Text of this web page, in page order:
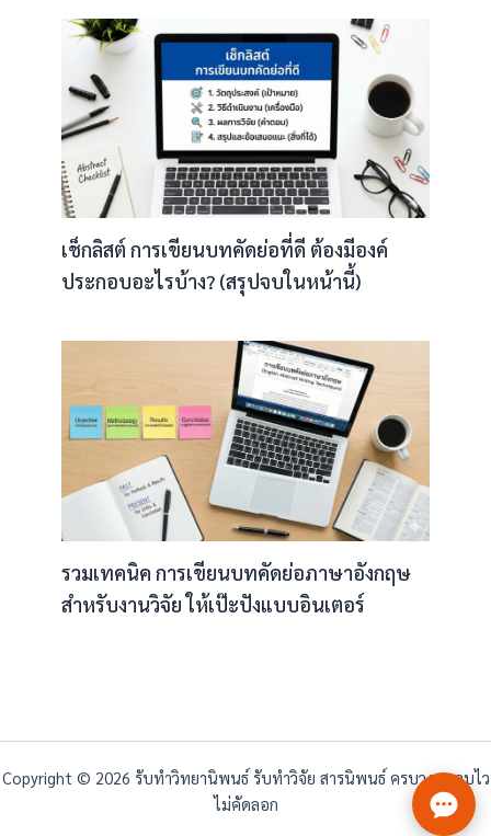
เช็กลิสต์ การเขียนบทคัดย่อที่ดี ต้องมีองค์
ประกอบอะไรบ้าง? (สรุปจบในหน้านี้)
รวมเทคนิค การเขียนบทคัดย่อภาษาอังกฤษ
สำหรับงานวิจัย ให้เป๊ะปังแบบอินเตอร์
Copyright © 2026 รับทำวิทยานิพนธ์ รับทำวิจัย สารนิพนธ์ ครบวงจร จบไว
ไม่คัดลอก